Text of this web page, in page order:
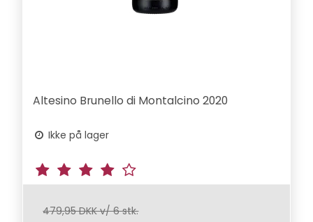
Altesino Brunello di Montalcino 2020
Ikke på lager
479,95 DKK v/ 6 stk.